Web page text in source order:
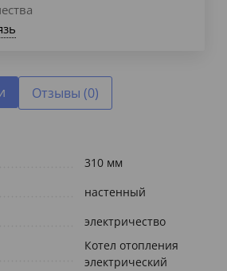
Отзывы (0)
310 мм
настенный
электричество
Котел отопления
электрический